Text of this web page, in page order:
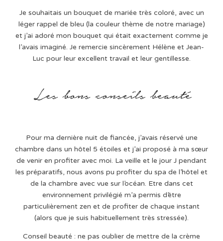
Je souhaitais un bouquet de mariée très coloré, avec un
léger rappel de bleu (la couleur thème de notre mariage)
et j’ai adoré mon bouquet qui était exactement comme je
l’avais imaginé. Je remercie sincèrement Hélène et Jean-
Luc pour leur excellent travail et leur gentillesse.
Pour ma dernière nuit de fiancée, j’avais réservé une
chambre dans un hôtel 5 étoiles et j’ai proposé à ma sœur
de venir en profiter avec moi. La veille et le jour J pendant
les préparatifs, nous avons pu profiter du spa de l’hôtel et
de la chambre avec vue sur l’océan. Etre dans cet
environnement privilégié m’a permis d’être
particulièrement zen et de profiter de chaque instant
(alors que je suis habituellement très stressée).
Conseil beauté : ne pas oublier de mettre de la crème